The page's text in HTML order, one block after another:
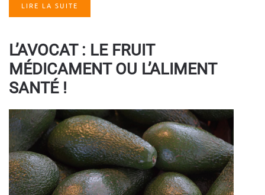
LIRE LA SUITE
L’AVOCAT : LE FRUIT
MÉDICAMENT OU L’ALIMENT
SANTÉ !